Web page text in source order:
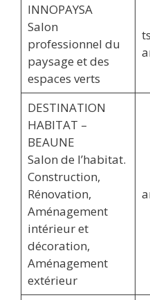
INNOPAYSA
Salon
professionnel du
paysage et des
espaces verts
DESTINATION
HABITAT –
BEAUNE
Salon de l’habitat.
Construction,
Rénovation,
Aménagement
intérieur et
décoration,
Aménagement
extérieur